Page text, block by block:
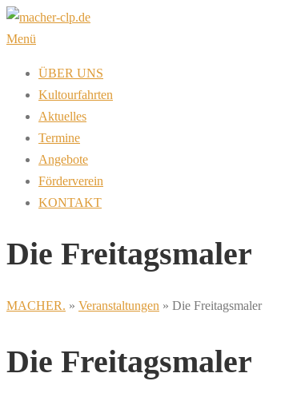
Zum
Inhalt
Menü
ÜBER UNS
Kultourfahrten
Aktuelles
Termine
Angebote
Förderverein
KONTAKT
Die Freitagsmaler
MACHER. » Veranstaltungen » Die Freitagsmaler
Die Freitagsmaler